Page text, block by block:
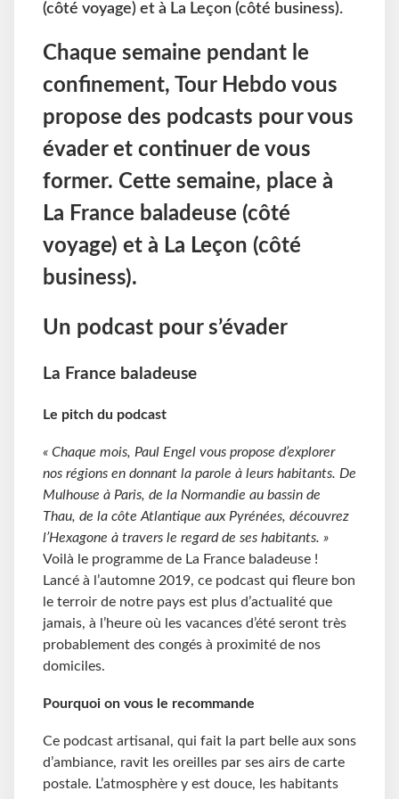
(côté voyage) et à La Leçon (côté business).
Chaque semaine pendant le
confinement, Tour Hebdo vous
propose des podcasts pour vous
évader et continuer de vous
former. Cette semaine, place à
La France baladeuse (côté
voyage) et à La Leçon (côté
business).
Un podcast pour s’évader
La France baladeuse
Le pitch du podcast
« Chaque mois, Paul Engel vous propose d’explorer
nos régions en donnant la parole à leurs habitants. De
Mulhouse à Paris, de la Normandie au bassin de
Thau, de la côte Atlantique aux Pyrénées, découvrez
l’Hexagone à travers le regard de ses habitants. »
Voilà le programme de La France baladeuse !
Lancé à l’automne 2019, ce podcast qui fleure bon
le terroir de notre pays est plus d’actualité que
jamais, à l’heure où les vacances d’été seront très
probablement des congés à proximité de nos
domiciles.
Pourquoi on vous le recommande
Ce podcast artisanal, qui fait la part belle aux sons
d’ambiance, ravit les oreilles par ses airs de carte
postale. L’atmosphère y est douce, les habitants